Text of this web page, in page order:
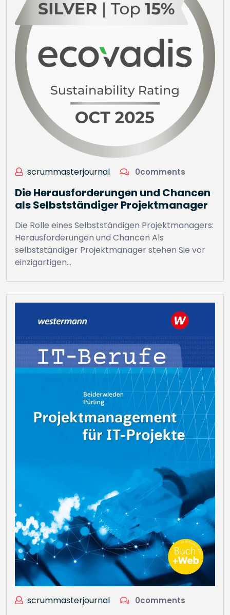
scrummasterjournal 0comments
Die Herausforderungen und Chancen
als Selbstständiger Projektmanager
Die Rolle eines Selbstständigen Projektmanagers:
Herausforderungen und Chancen Als
selbstständiger Projektmanager stehen Sie vor
einzigartigen…
scrummasterjournal 0comments